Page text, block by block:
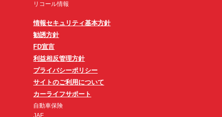
リコール情報
情報セキュリティ基本方針
勧誘方針
FD宣言
利益相反管理方針
プライバシーポリシー
サイトのご利用について
カーライフサポート
自動車保険
JAF